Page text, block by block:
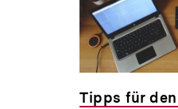
Tipps für